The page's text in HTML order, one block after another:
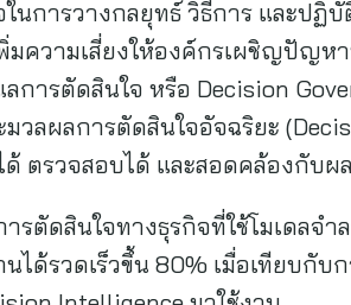
นการวางกลยุทธ์ วิธีการ และปฏิ
มความเสี่ยงให้องค์กรเผชิญปัญ
ารตัดสินใจ หรือ Decision
วลผลการตัดสินใจอัจฉริยะ
ตรวจสอบได้ และสอดคล้องกับ
ตัดสินใจทางธุรกิจที่ใช้โมเดลจำ
ได้รวดเร็วขึ้น 80% เมื่อเทียบกั